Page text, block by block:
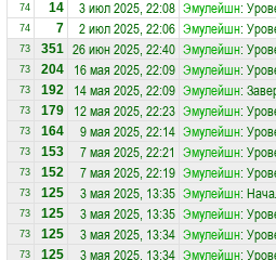
74 14 3 июл 2025, 22:08 Эмулейшн:
74 7 2 июл 2025, 22:06 Эмулейшн:
73 351 26 июн 2025, 22:40 Эмулейшн:
73 204 16 мая 2025, 22:09 Эмулейшн:
73 192 14 мая 2025, 22:09 Эмулейшн:
73 179 12 мая 2025, 22:23 Эмулейшн:
73 164 9 мая 2025, 22:14 Эмулейшн:
73 153 7 мая 2025, 22:21 Эмулейшн:
73 152 7 мая 2025, 22:19 Эмулейшн:
73 125 3 мая 2025, 13:35 Эмулейшн:
73 125 3 мая 2025, 13:35 Эмулейшн:
73 125 3 мая 2025, 13:34 Эмулейшн:
73 125 3 мая 2025, 13:34 Эмулейшн: